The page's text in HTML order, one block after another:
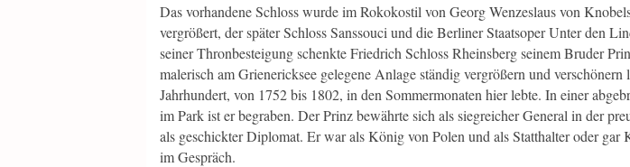
Das vorhandene Schloss wurde im Rokokostil von Georg Wenzeslaus von
vergrößert, der später Schloss Sanssouci und die Berliner Staatsoper Unter den
seiner Thronbesteigung schenkte Friedrich Schloss Rheinsberg seinem Bruder
malerisch am Grienericksee gelegene Anlage ständig vergrößern und verschönern
Jahrhundert, von 1752 bis 1802, in den Sommermonaten hier lebte. In einer
im Park ist er begraben. Der Prinz bewährte sich als siegreicher General in der
als geschickter Diplomat. Er war als König von Polen und als Statthalter oder gar
im Gespräch.